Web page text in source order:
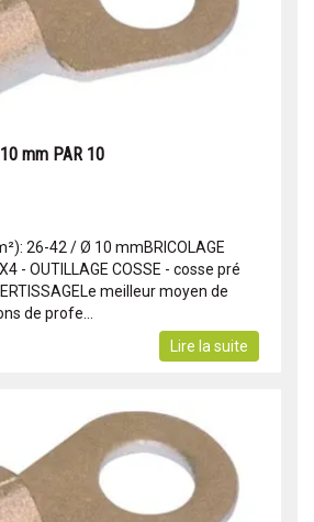
mm PAR 10
26-42 / Ø 10 mmBRICOLAGE
- OUTILLAGE COSSE - cosse pré
meilleur moyen de
de profe...
Lire la suite